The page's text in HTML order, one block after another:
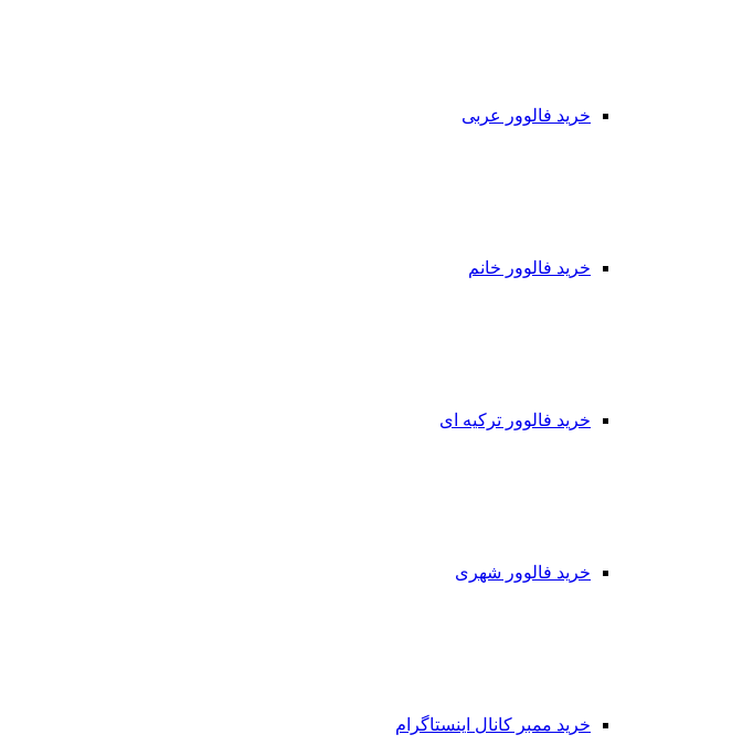
خرید فالوور عربی
خرید فالوور خانم
خرید فالوور ترکیه ای
خرید فالوور شهری
خرید ممبر کانال اینستاگرام